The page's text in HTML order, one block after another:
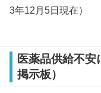
3年12月5日現在）
医薬品供給不
掲示板）